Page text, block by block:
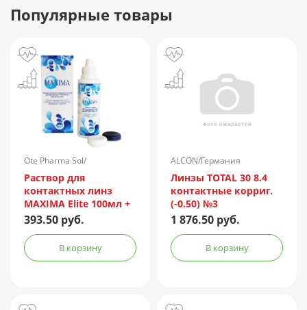
Популярные товары
Ote Pharma Sol/
Нидерланды
Раствор для
контактных линз
MAXIMA Elite 100мл +
контейнер
393.50 руб.
В корзину
ALCON/Германия
Линзы TOTAL 30 8.4
контактные корриг.
(-0.50) №3
1 876.50 руб.
В корзину